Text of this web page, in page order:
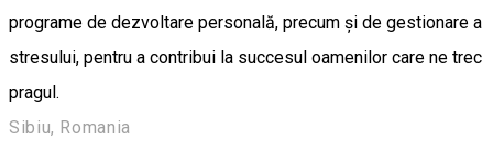
programe de dezvoltare personală, precum și de gestionare a
stresului, pentru a contribui la succesul oamenilor care ne trec
pragul.
Sibiu, Romania